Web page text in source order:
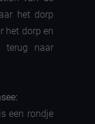
het dorp
het dorp en
terug naar
een rondje